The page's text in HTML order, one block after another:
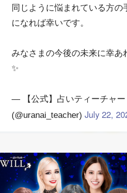
同じように悩まれている方の
になれば幸いです。
みなさまの今後の未来に幸
✨
— 【公式】占いティーチャー
(@uranai_teacher) July 22,